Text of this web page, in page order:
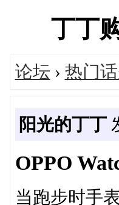
丁丁
论坛 › 热门
阳光的丁丁
OPPO
当跑步时手